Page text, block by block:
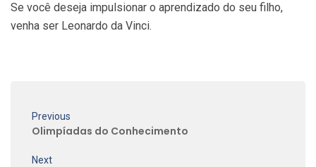
Se você deseja impulsionar o aprendizado do seu filho,
venha ser Leonardo da Vinci.
Previous
Olimpíadas do Conhecimento
Next